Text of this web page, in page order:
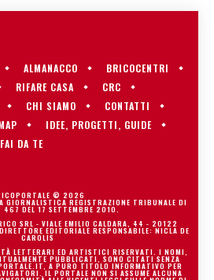
ALMANACCO
BRICOCENTRI
RIFARE CASA
CRC
CHI SIAMO
CONTATTI
IDEE, PROGETTI, GUIDE
DA TE
© 2026
GIORNALISTICA REGISTRAZIONE TRIBUNALE DI
467 DEL 17 SETTEMBRE 2010.
SRL - VIALE EMILIO CALDARA, 44 - 20122
EDITORIALE RESPONSABILE: NICLA DE
CAROLIS
LETTERARI ED ARTISTICI RISERVATI. I NOMI,
PUBBLICATI, SONO CITATI SENZA
A PURO TITOLO INFORMATIVO PER
IL PORTALE NON SI ASSUME ALCUNA